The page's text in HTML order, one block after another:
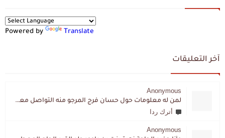
Powered by Translate
آخر التعليقات
Anonymous
لمن له معلومات حول حسان فرج المرجو منه التواصل معي لقد اختفى تماما و كانت لي به علاقة تواصل خاصة
أترك ردا
Anonymous